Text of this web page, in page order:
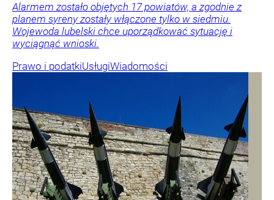
Alarmem zostało objętych 17 powiatów, a zgodnie z
planem syreny zostały włączone tylko w siedmiu.
Wojewoda lubelski chce uporządkować sytuację i
wyciągnąć wnioski.
Prawo i podatkiUsługiWiadomości